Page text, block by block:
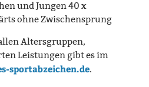
und Jungen 40 x
ohne Zwischensprung
Altersgruppen,
Leistungen gibt es im
sportabzeichen.de.